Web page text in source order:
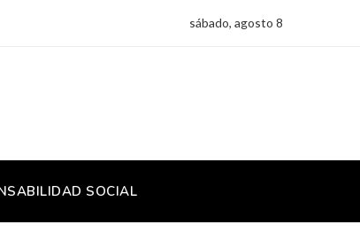
sábado, agosto 8
SOCIAL